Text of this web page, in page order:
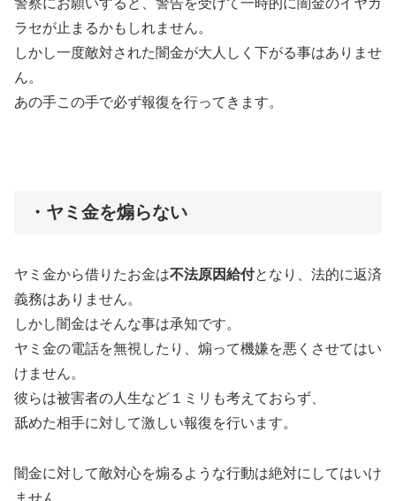
警察にお願いすると、警告を受けて一時的に闇金のイヤガ
ラセが止まるかもしれません。
しかし一度敵対された闇金が大人しく下がる事はありませ
ん。
あの手この手で必ず報復を行ってきます。
・ヤミ金を煽らない
ヤミ金から借りたお金は不法原因給付となり、法的に返済
義務はありません。
しかし闇金はそんな事は承知です。
ヤミ金の電話を無視したり、煽って機嫌を悪くさせてはい
けません。
彼らは被害者の人生など１ミリも考えておらず、
舐めた相手に対して激しい報復を行います。
闇金に対して敵対心を煽るような行動は絶対にしてはいけ